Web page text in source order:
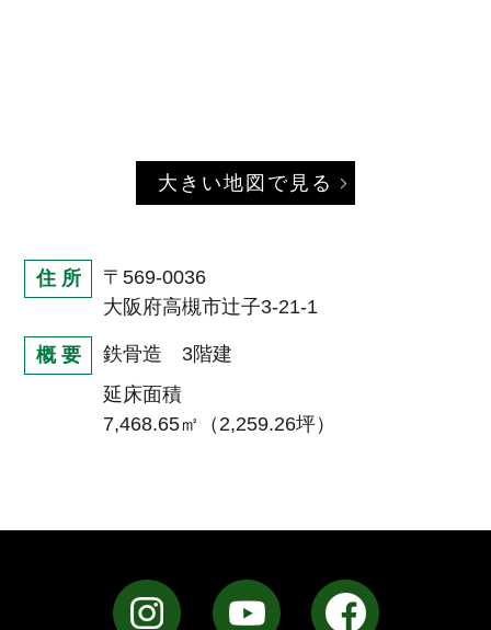
大きい地図で見る
住 所
〒569-0036
大阪府高槻市辻子3-21-1
概 要
鉄骨造 3階建
延床面積
7,468.65㎡（2,259.26坪）